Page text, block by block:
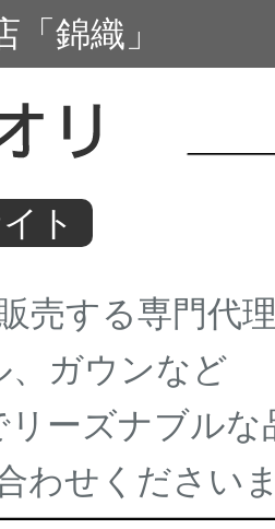
錦織」
ト
する専門代理
ガウンなど
ーズナブルな
せくださいま